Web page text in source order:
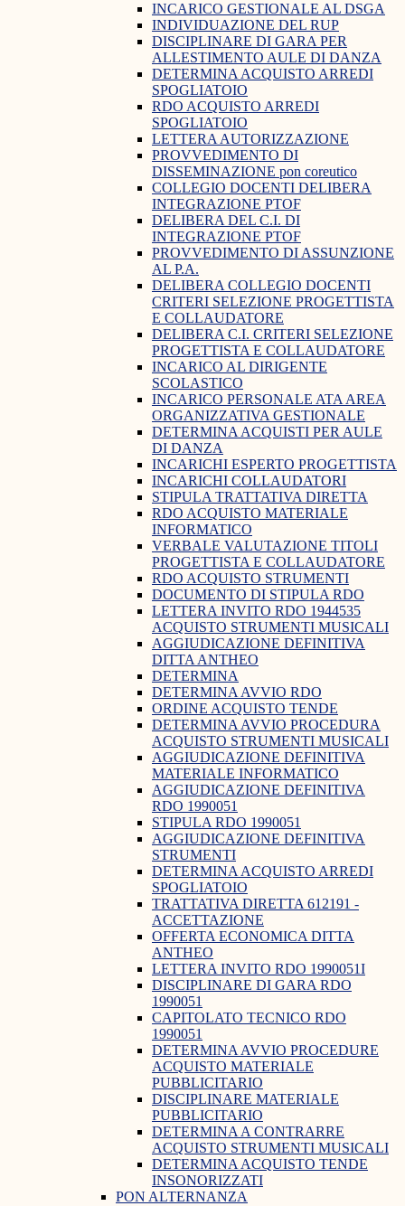
INCARICO GESTIONALE AL DSGA
INDIVIDUAZIONE DEL RUP
DISCIPLINARE DI GARA PER
ALLESTIMENTO AULE DI DANZA
DETERMINA ACQUISTO ARREDI
SPOGLIATOIO
RDO ACQUISTO ARREDI
SPOGLIATOIO
LETTERA AUTORIZZAZIONE
PROVVEDIMENTO DI
DISSEMINAZIONE pon coreutico
COLLEGIO DOCENTI DELIBERA
INTEGRAZIONE PTOF
DELIBERA DEL C.I. DI
INTEGRAZIONE PTOF
PROVVEDIMENTO DI ASSUNZIONE
AL P.A.
DELIBERA COLLEGIO DOCENTI
CRITERI SELEZIONE PROGETTISTA
E COLLAUDATORE
DELIBERA C.I. CRITERI SELEZIONE
PROGETTISTA E COLLAUDATORE
INCARICO AL DIRIGENTE
SCOLASTICO
INCARICO PERSONALE ATA AREA
ORGANIZZATIVA GESTIONALE
DETERMINA ACQUISTI PER AULE
DI DANZA
INCARICHI ESPERTO PROGETTISTA
INCARICHI COLLAUDATORI
STIPULA TRATTATIVA DIRETTA
RDO ACQUISTO MATERIALE
INFORMATICO
VERBALE VALUTAZIONE TITOLI
PROGETTISTA E COLLAUDATORE
RDO ACQUISTO STRUMENTI
DOCUMENTO DI STIPULA RDO
LETTERA INVITO RDO 1944535
ACQUISTO STRUMENTI MUSICALI
AGGIUDICAZIONE DEFINITIVA
DITTA ANTHEO
DETERMINA
DETERMINA AVVIO RDO
ORDINE ACQUISTO TENDE
DETERMINA AVVIO PROCEDURA
ACQUISTO STRUMENTI MUSICALI
AGGIUDICAZIONE DEFINITIVA
MATERIALE INFORMATICO
AGGIUDICAZIONE DEFINITIVA
RDO 1990051
STIPULA RDO 1990051
AGGIUDICAZIONE DEFINITIVA
STRUMENTI
DETERMINA ACQUISTO ARREDI
SPOGLIATOIO
TRATTATIVA DIRETTA 612191 -
ACCETTAZIONE
OFFERTA ECONOMICA DITTA
ANTHEO
LETTERA INVITO RDO 1990051I
DISCIPLINARE DI GARA RDO
1990051
CAPITOLATO TECNICO RDO
1990051
DETERMINA AVVIO PROCEDURE
ACQUISTO MATERIALE
PUBBLICITARIO
DISCIPLINARE MATERIALE
PUBBLICITARIO
DETERMINA A CONTRARRE
ACQUISTO STRUMENTI MUSICALI
DETERMINA ACQUISTO TENDE
INSONORIZZATI
PON ALTERNANZA